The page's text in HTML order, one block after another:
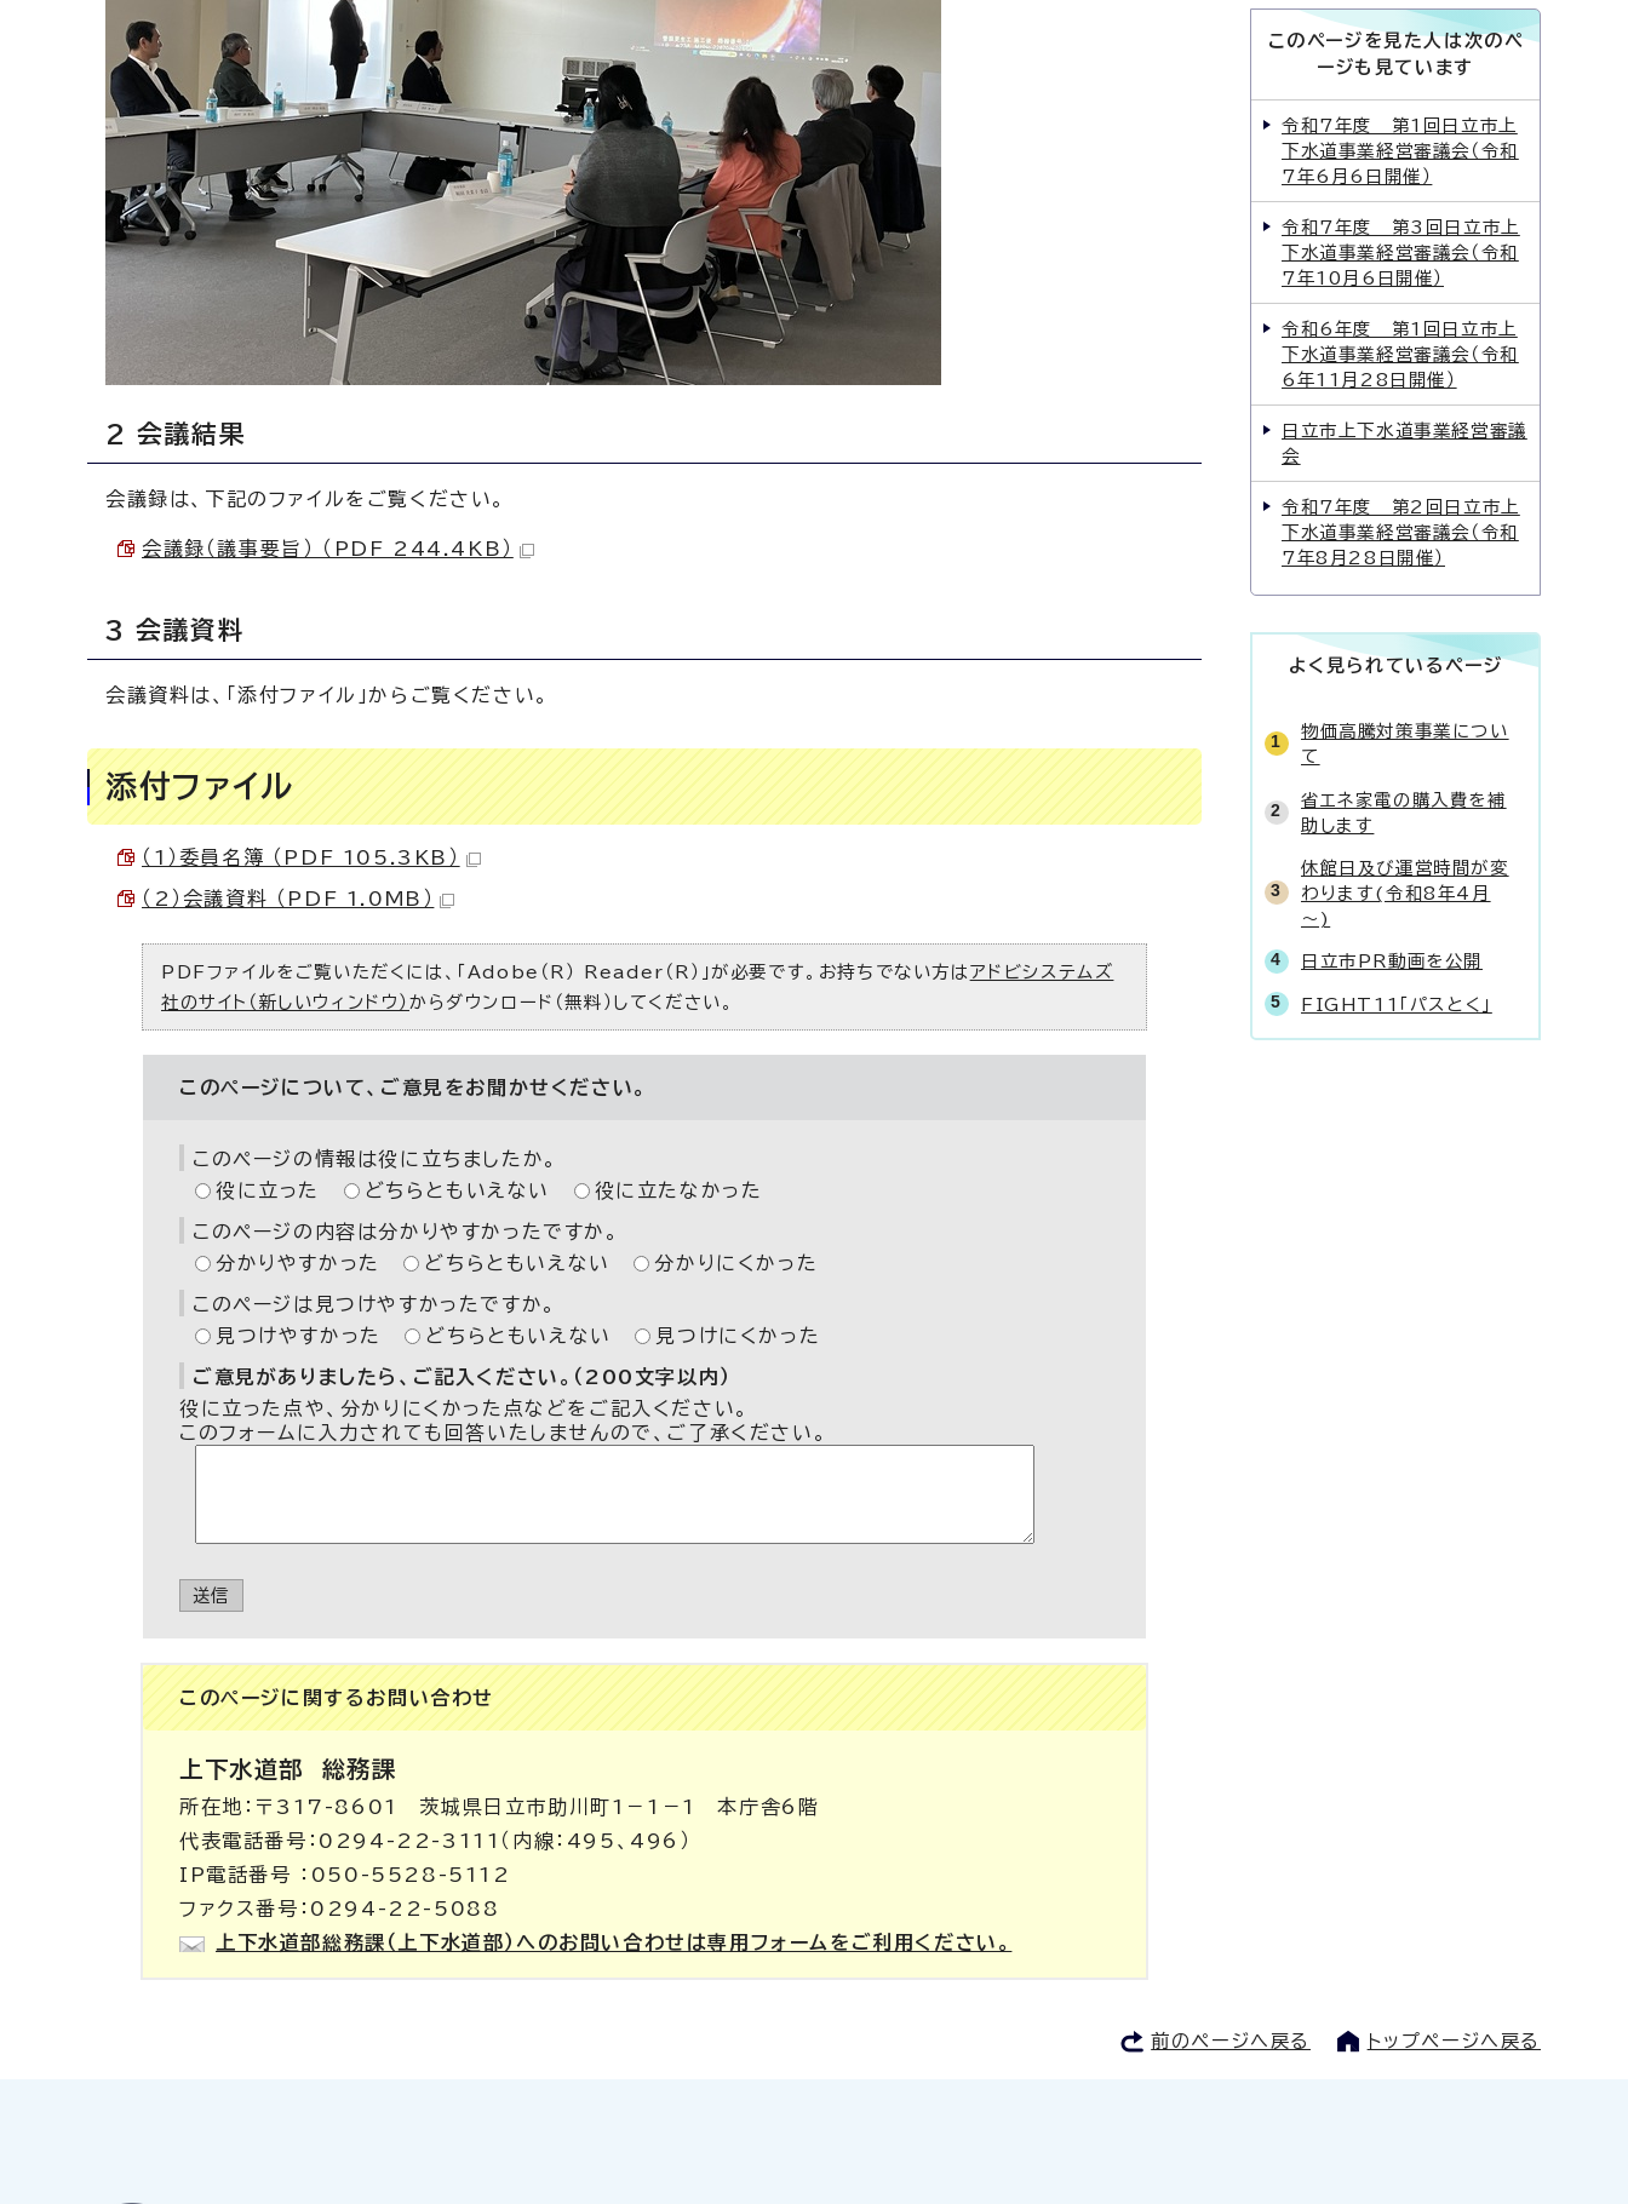
2 会議結果
会議録は、下記のファイルをご覧ください。
会議録（議事要旨） （PDF 244.4KB）
3 会議資料
会議資料は、「添付ファイル」からご覧ください。
添付ファイル
（1）委員名簿 （PDF 105.3KB）
（2）会議資料 （PDF 1.0MB）
PDFファイルをご覧いただくには、「Adobe（R） Reader（R）」が必要です。お持ちでない方は アドビシステムズ
社のサイト（新しいウィンドウ） からダウンロード（無料）してください。
このページについて、ご意見をお聞かせください。
このページの情報は役に立ちましたか。
役に立った
どちらともいえない 役に立たなかった
このページの内容は分かりやすかったですか。
分かりやすかった
どちらともいえない 分かりにくかった
このページは見つけやすかったですか。
見つけやすかった
どちらともいえない 見つけにくかった
ご意見がありましたら、ご記入ください。（200文字以内）
役に立った点や、分かりにくかった点などをご記入ください。
このフォームに入力されても回答いたしませんので、ご了承ください。
送信
このページに関する お問い合わせ
上下水道部 総務課
所在地：〒317-8601 茨城県日立市助川町1－1－1 本庁舎6階
代表電話番号：0294-22-3111（内線：495、496）
IP電話番号 ：050-5528-5112
ファクス番号：0294-22-5088
上下水道部総務課（上下水道部）へのお問い合わせは専用フォームをご利用ください。
このページを見た人は次のペ
ージも見ています
令和7年度 第1回日立市上
下水道事業経営審議会（令和
7年6月6日開催）
令和7年度 第3回日立市上
下水道事業経営審議会（令和
7年10月6日開催）
令和6年度 第1回日立市上
下水道事業経営審議会（令和
6年11月28日開催）
日立市上下水道事業経営審議
会
令和7年度 第2回日立市上
下水道事業経営審議会（令和
7年8月28日開催）
よく見られているページ
物価高騰対策事業につい
て
省エネ家電の購入費を補
助します
休館日及び運営時間が変
わります(令和8年4月
～)
日立市PR動画を公開
FIGHT11「パスとく」
前のページへ戻る トップページへ戻る